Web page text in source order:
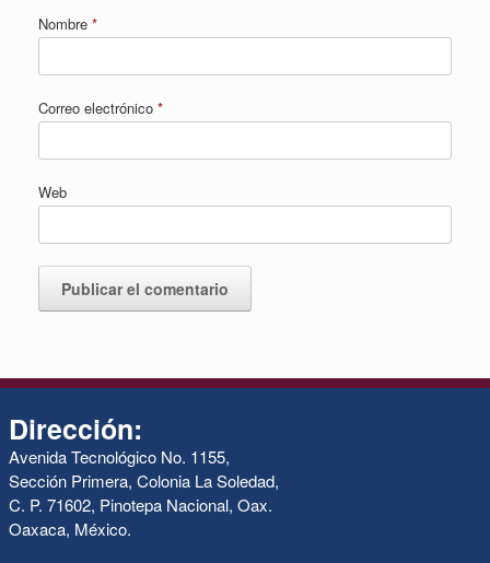
Nombre *
Correo electrónico *
Web
Dirección:
Avenida Tecnológico No. 1155,
Sección Primera, Colonia La Soledad,
C. P. 71602, Pinotepa Nacional, Oax.
Oaxaca, México.